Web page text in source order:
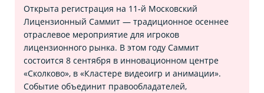
Открыта регистрация на 11‑й Московский
Лицензионный Саммит — традиционное осеннее
отраслевое мероприятие для игроков
лицензионного рынка. В этом году Саммит
состоится 8 сентября в инновационном центре
«Сколково», в «Кластере видеоигр и анимации».
Событие объединит правообладателей,